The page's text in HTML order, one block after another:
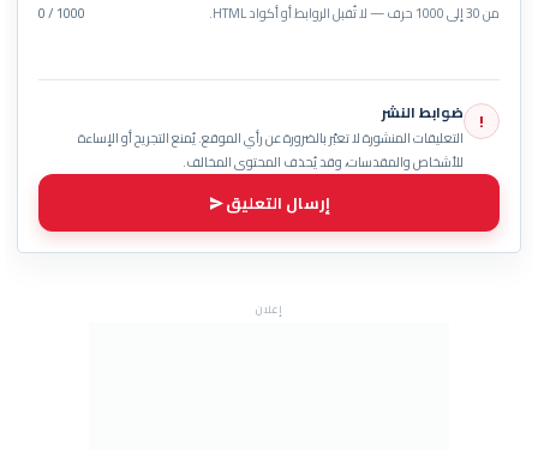
من 30 إلى 1000 حرف — لا تُقبل الروابط أو أكواد HTML. 0 / 1000
! ضوابط النشر
التعليقات المنشورة لا تعبّر بالضرورة عن رأي الموقع. يُمنع التجريح أو الإساءة
للأشخاص والمقدسات، وقد يُحذف المحتوى المخالف.
إرسال التعليق
إعلان